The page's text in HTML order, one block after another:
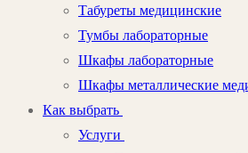
Табуреты медицинские
Тумбы лабораторные
Шкафы лабораторные
Шкафы металлические
Как выбрать
Услуги